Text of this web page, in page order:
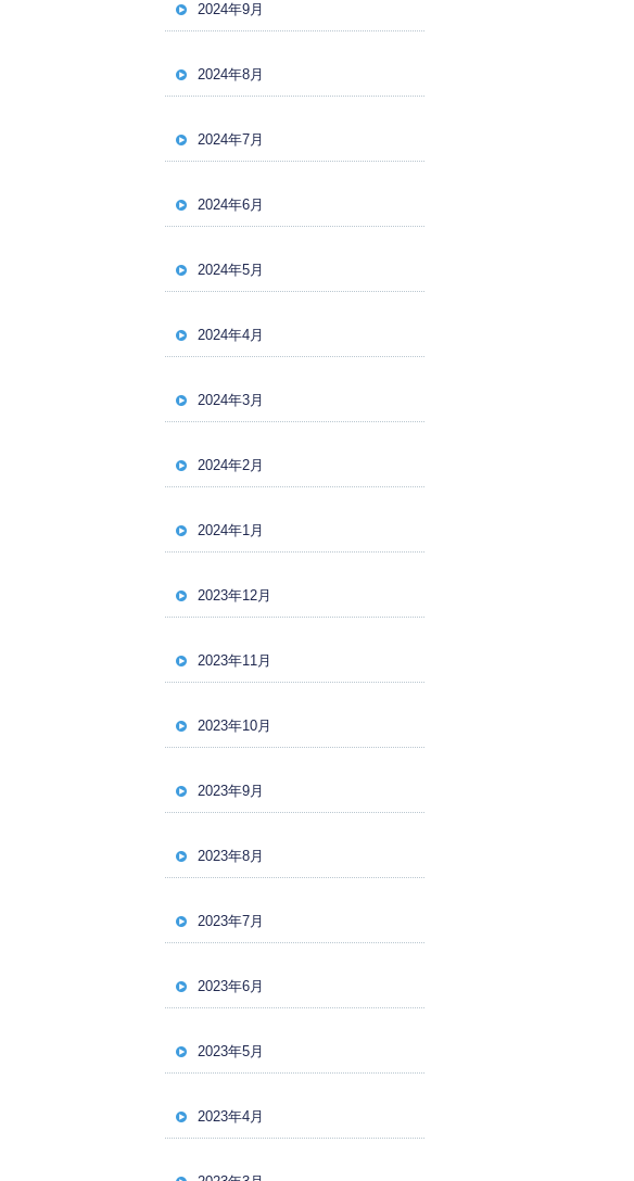
2024年9月
2024年8月
2024年7月
2024年6月
2024年5月
2024年4月
2024年3月
2024年2月
2024年1月
2023年12月
2023年11月
2023年10月
2023年9月
2023年8月
2023年7月
2023年6月
2023年5月
2023年4月